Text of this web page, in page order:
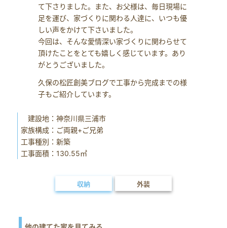
て下さりました。また、お父様は、毎日現場に
足を運び、家づくりに関わる人達に、いつも優
しい声をかけて下さいました。
今回は、そんな愛情深い家づくりに関わらせて
頂けたことをとても嬉しく感じています。あり
がとうございました。
久保の松匠創美ブログで工事から完成までの様
子もご紹介しています。
建設地：神奈川県三浦市
家族構成：ご両親+ご兄弟
工事種別：新築
工事面積：130.55㎡
収納 外装